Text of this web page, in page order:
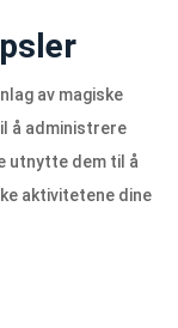
av magiske
å administrere
utnytte dem til å
aktivitetene dine